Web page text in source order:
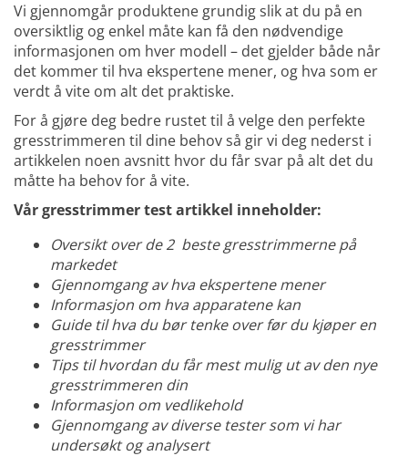
Vi gjennomgår produktene grundig slik at du på en
oversiktlig og enkel måte kan få den nødvendige
informasjonen om hver modell – det gjelder både når
det kommer til hva ekspertene mener, og hva som er
verdt å vite om alt det praktiske.
For å gjøre deg bedre rustet til å velge den perfekte
gresstrimmeren til dine behov så gir vi deg nederst i
artikkelen noen avsnitt hvor du får svar på alt det du
måtte ha behov for å vite.
Vår gresstrimmer test artikkel inneholder:
Oversikt over de 2 beste gresstrimmerne på
markedet
Gjennomgang av hva ekspertene mener
Informasjon om hva apparatene kan
Guide til hva du bør tenke over før du kjøper en
gresstrimmer
Tips til hvordan du får mest mulig ut av den nye
gresstrimmeren din
Informasjon om vedlikehold
Gjennomgang av diverse tester som vi har
undersøkt og analysert